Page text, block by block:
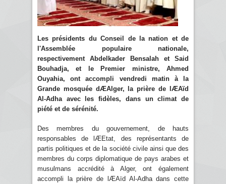
Les présidents du Conseil de la nation et de
l'Assemblée populaire nationale,
respectivement Abdelkader Bensalah et Said
Bouhadja, et le Premier ministre, Ahmed
Ouyahia, ont accompli vendredi matin à la
Grande mosquée dÆAlger, la prière de lÆAïd
Al-Adha avec les fidèles, dans un climat de
piété et de sérénité.
Des membres du gouvernement, de hauts
responsables de lÆEtat, des représentants de
partis politiques et de la société civile ainsi que des
membres du corps diplomatique de pays arabes et
musulmans accrédité à Alger, ont également
accompli la prière de lÆAïd Al-Adha dans cette